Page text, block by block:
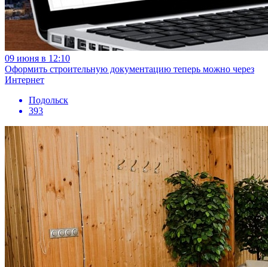
09 июня в 12:10
Оформить строительную документацию теперь можно через
Интернет
Подольск
393